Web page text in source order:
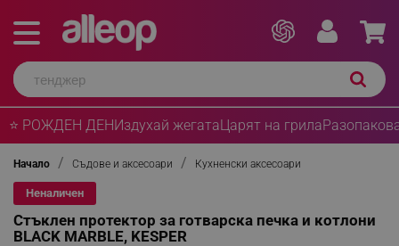
⭐ РОЖДЕН ДЕНИздухай жегатаЦарят на грила
Начало Съдове и аксесоари Кухненски аксесоари
Неналичен
Стъклен протектор за готварска печка и котлони
BLACK MARBLE, KESPER